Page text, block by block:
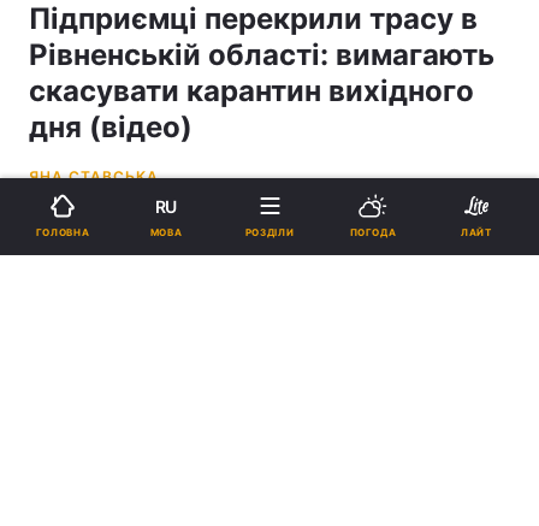
Підприємці перекрили трасу в
Рівненській області: вимагають
скасувати карантин вихідного
дня (відео)
ЯНА СТАВСЬКА
12:56, 12.11.20 2413
ГОЛОВНА
RU
МОВА РОЗДІЛИ ПОГОДА ЛАЙТ